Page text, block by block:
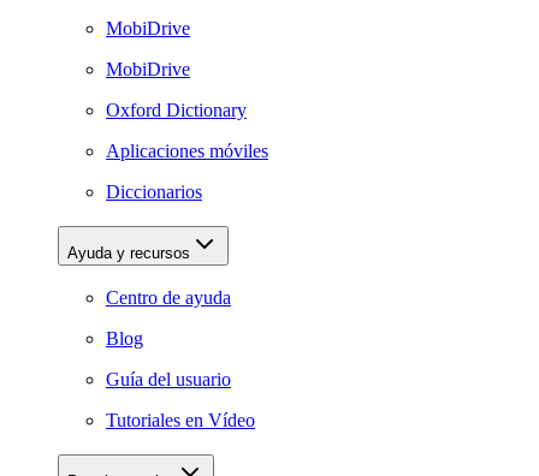
MobiDrive
MobiDrive
Oxford Dictionary
Aplicaciones móviles
Diccionarios
Ayuda y recursos
Centro de ayuda
Blog
Guía del usuario
Tutoriales en Vídeo